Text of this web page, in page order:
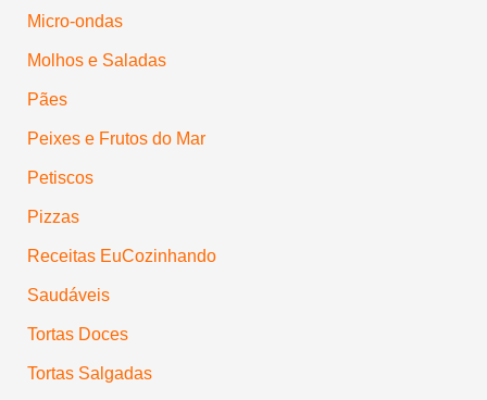
Micro-ondas
Molhos e Saladas
Pães
Peixes e Frutos do Mar
Petiscos
Pizzas
Receitas EuCozinhando
Saudáveis
Tortas Doces
Tortas Salgadas